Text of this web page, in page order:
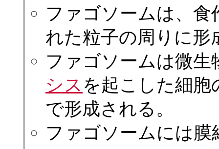
ファゴソームは、
れた粒子の周りに形
ファゴソームは微生
シス を起こした細
で形成される。
ファゴソームには